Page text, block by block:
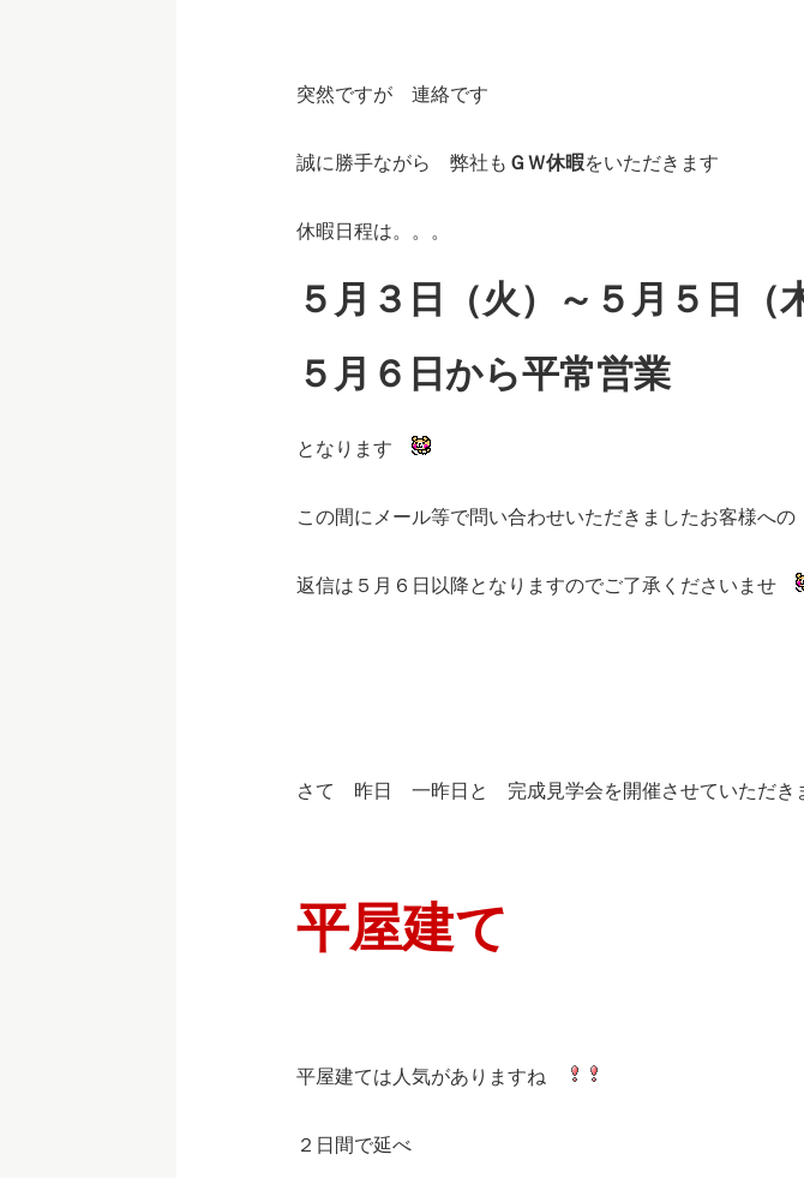
突然ですが 連絡です
誠に勝手ながら 弊社も ＧＷ休暇をいただきます
休暇日程は。。。
５月３日（火）～５月５日
５月６日から平常営業
となります
この間にメール等で問い合わせいただきましたお客様への
返信は５月６日以降となりますのでご了承くださいませ
さて 昨日 一昨日と 完成見学会を開催させていただき
平屋建て
平屋建ては人気がありますね
２日間で延べ